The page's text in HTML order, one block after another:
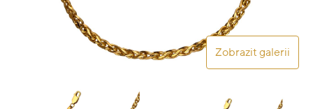
Zobrazit galerii